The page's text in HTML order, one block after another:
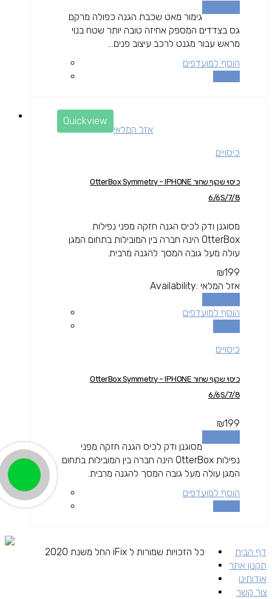
גימור מאט שכבת הגנה כפולה מרקם
גס בצדדים המספק אחיזה טובה יותר שטח בנוי
מראש עבור מגנט לרכב עיצוב פנים...
הוסף למועדפים
Quickview
אזל המלאי
כיסויים
כיסוי שקוף שחור OtterBox Symmetry – IPHONE
6/6S/7/8
מסוגנן ודק לכיס הגנה חזקה מפני נפילות
OtterBox הינה חברה בין המובילות בתחום המגן
עולה מעל גובה המסך להגנה מרבית.
₪199
Availability: אזל המלאי
הוסף למועדפים
כיסויים
כיסוי שקוף שחור OtterBox Symmetry – IPHONE
6/6S/7/8
₪199
מסוגנן ודק לכיס הגנה חזקה מפני
נפילות OtterBox הינה חברה בין המובילות בתחום
המגן עולה מעל גובה המסך להגנה מרבית.
הוסף למועדפים
דף הבית
תקנון אתר
אודותינו
צור קשר
כל הזכויות שמורות ל iFix החל משנת 2020